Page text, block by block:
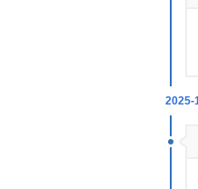
2025-